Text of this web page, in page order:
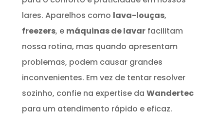
lares. Aparelhos como lava-louças,
freezers, e máquinas de lavarfacilitam
nossa rotina, mas quando apresentam
problemas, podem causar grandes
inconvenientes. Em vez de tentar resolver
sozinho, confie na expertise da Wandertec
para um atendimento rápido e eficaz.